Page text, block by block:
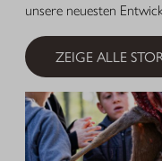
unsere neuesten
ZEIGE ALLE